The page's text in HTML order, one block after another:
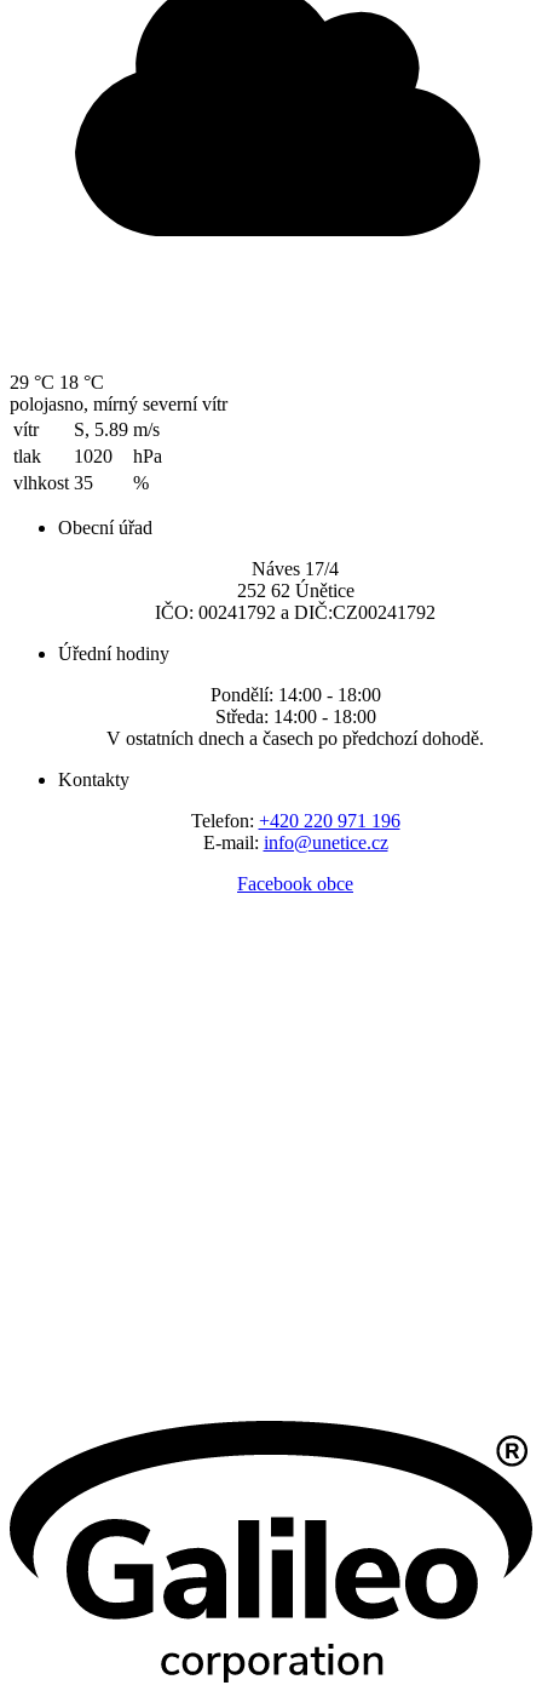
29 °C 18 °C
polojasno, mírný severní vítr
vítr
S, 5.89 m/s
tlak
1020
hPa
vlhkost 35 %
Obecní úřad
Náves 17/4
252 62 Únětice
IČO: 00241792 a DIČ:CZ00241792
Úřední hodiny
Pondělí: 14:00 - 18:00
Středa: 14:00 - 18:00
V ostatních dnech a časech po předchozí dohodě.
Kontakty
Telefon: +420 220 971 196
E-mail: info@unetice.cz
Facebook obce